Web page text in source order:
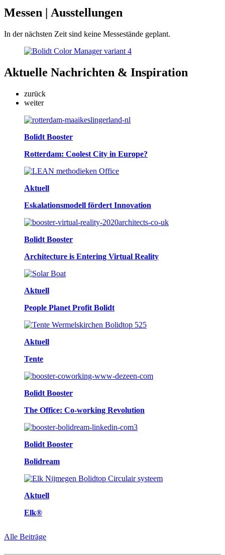
Messen | Ausstellungen
In der nächsten Zeit sind keine Messestände geplant.
Aktuelle Nachrichten & Inspiration
zurück
weiter
Bolidt Booster
Rotterdam: Coolest City in Europe?
Aktuell
Eskalationsmodell fördert Innovation
Bolidt Booster
Architecture is Entering Virtual Reality
Aktuell
People Planet Profit Bolidt
Aktuell
Tente
Bolidt Booster
The Office: Co-working Revolution
Bolidt Booster
Bolidream
Aktuell
Elk®
Alle Beiträge